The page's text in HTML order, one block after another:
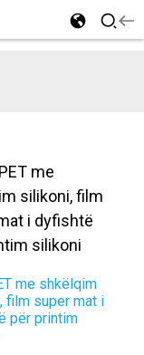
me shkëlqim
film super mat i
për printim